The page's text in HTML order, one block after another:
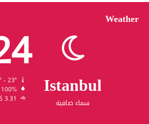
Weather
Istanbul
سماء صافية
100%
3.31 كيلومتر/ساعة